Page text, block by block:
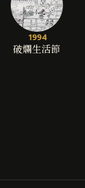
1994
破爛生活節